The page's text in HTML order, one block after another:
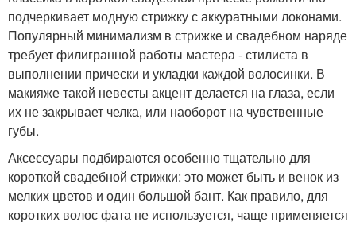
подчеркивает модную стрижку с аккуратными локонами.
Популярный минимализм в стрижке и свадебном наряде
требует филигранной работы мастера - стилиста в
выполнении прически и укладки каждой волосинки. В
макияже такой невесты акцент делается на глаза, если
их не закрывает челка, или наоборот на чувственные
губы.
Аксессуары подбираются особенно тщательно для
короткой свадебной стрижки: это может быть и венок из
мелких цветов и один большой бант. Как правило, для
коротких волос фата не используется, чаще применяется